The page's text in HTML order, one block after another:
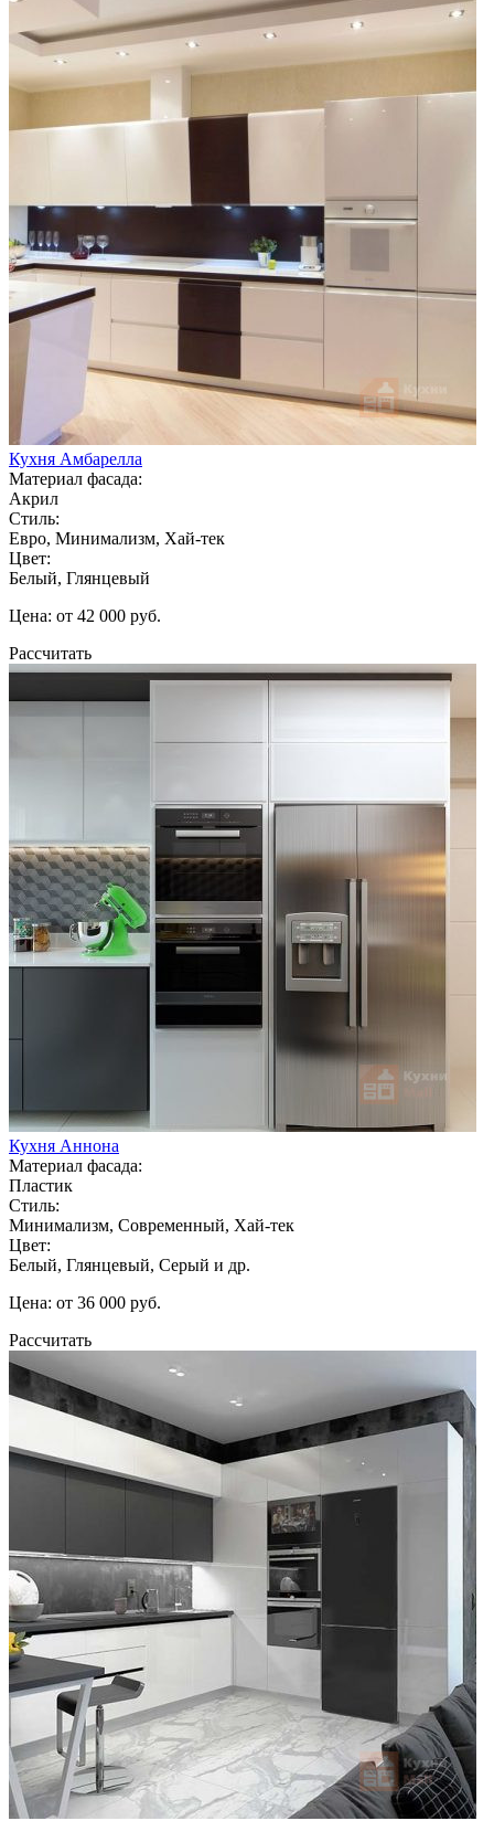
Кухня Амбарелла
Материал фасада:
Акрил
Стиль:
Евро, Минимализм, Хай-тек
Цвет:
Белый, Глянцевый
Цена: от 42 000 руб.
Рассчитать
Кухня Аннона
Материал фасада:
Пластик
Стиль:
Минимализм, Современный, Хай-тек
Цвет:
Белый, Глянцевый, Серый и др.
Цена: от 36 000 руб.
Рассчитать